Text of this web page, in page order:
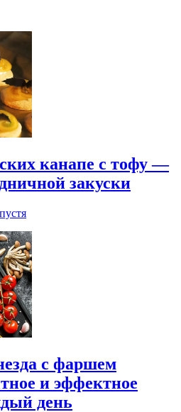
канапе с тофу —
закуски
с фаршем
и эффектное
день